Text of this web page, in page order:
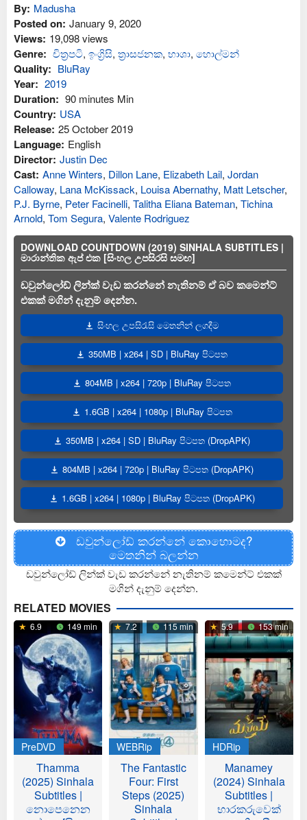
By: Madusha
Posted on: January 9, 2020
Views: 19,098 views
Genre: චිත්‍රපටි, ඉංග්‍රිසි, ත්‍රාසජනක, භාශා, හොල්මන්
Quality: BluRay
Year: 2019
Duration: 90 minutes Min
Country: USA
Release: 25 October 2019
Language: English
Director: Justin Dec
Cast: Anne Winters, Dillon Lane, Elizabeth Lail, Jordan
Calloway, Lana McKissack, Louisa Abernathy, Matt Letscher,
P.J. Byrne, Peter Facinelli, Talitha Eliana Bateman, Tichina
Arnold, Tom Segura, Valente Rodriguez
DOWNLOAD COUNTDOWN (2019) SINHALA SUBTITLES |
මාරාන්තික ඇප් එක [සිංහල උපසිරසි සමඟ]
ඩවුන්ලෝඩ් ලින්ක් වැඩ කරන්නේ නැතිනම් ඒ බව කමෙන්ට්
එකක් මගින් දැනුම් දෙන්න.
සිංහල උපසිරැසි මෙතනින් ලගදීම
350MB | x264 | SD | BluRay පිටපත
804MB | x264 | 720p | BluRay පිටපත
1.6GB | x264 | 1080p | BluRay පිටපත
350MB | x264 | SD | BluRay පිටපත (DropAPK)
804MB | x264 | 720p | BluRay පිටපත (DropAPK)
1.6GB | x264 | 1080p | BluRay පිටපත (DropAPK)
ඩවුන්ලෝඩ් කරන්නේ කොහොමද?
මෙතනින් බලන්න
ඩවුන්ලෝඩ් ලින්ක් වැඩ කරන්නේ නැතිනම් කමෙන්ට් එකක්
මගින් දැනුම් දෙන්න.
RELATED MOVIES
6.9 149 min
PreDVD
Thamma
(2025) Sinhala
Subtitles |
නොපෙනෙන
7.2 115 min
WEBRip
The Fantastic
Four: First
Steps (2025)
Sinhala
5.9 153 min
HDRip
Manamey
(2024) Sinhala
Subtitles |
භාරකරුවෙක්